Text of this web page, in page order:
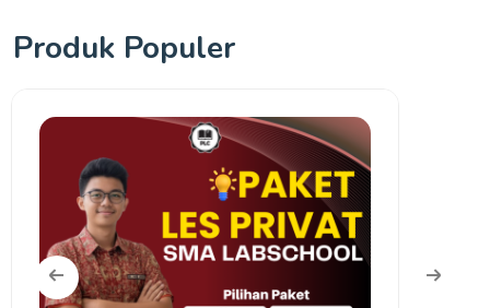
Produk Populer